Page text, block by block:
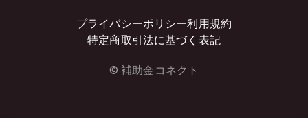
プライバシーポリシー利用規約
特定商取引法に基づく表記
© 補助金コネクト